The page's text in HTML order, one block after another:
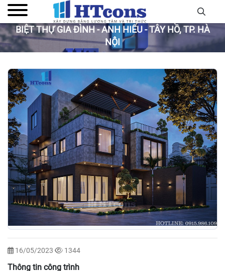
BIỆT THỰ GIA ĐÌNH - ANH HIẾU - TÂY HỒ, TP. HÀ
NỘI
16/05/2023 1344
Thông tin công trình